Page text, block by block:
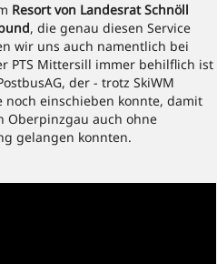
Resort von Landesrat Schnöll
, die genau diesen Service
wir uns auch namentlich bei
PTS Mittersill immer behilflich ist
der - trotz SkiWM
noch einschieben konnte, damit
Oberpinzgau auch ohne
gelangen konnten.